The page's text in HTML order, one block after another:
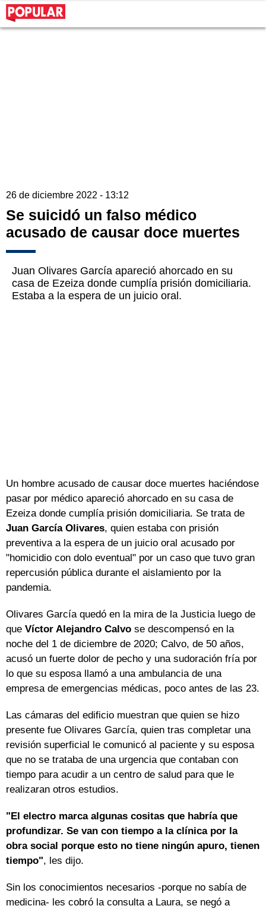
26 de diciembre 2022 - 13:12
Se suicidó un falso médico
acusado de causar doce muertes
Juan Olivares García apareció ahorcado en su
casa de Ezeiza donde cumplía prisión domiciliaria.
Estaba a la espera de un juicio oral.
Un hombre acusado de causar doce muertes haciéndose
pasar por médico apareció ahorcado en su casa de
Ezeiza donde cumplía prisión domiciliaria. Se trata de
Juan García Olivares, quien estaba con prisión
preventiva a la espera de un juicio oral acusado por
"homicidio con dolo eventual" por un caso que tuvo gran
repercusión pública durante el aislamiento por la
pandemia.
Olivares García quedó en la mira de la Justicia luego de
que Víctor Alejandro Calvo se descompensó en la
noche del 1 de diciembre de 2020; Calvo, de 50 años,
acusó un fuerte dolor de pecho y una sudoración fría por
lo que su esposa llamó a una ambulancia de una
empresa de emergencias médicas, poco antes de las 23.
Las cámaras del edificio muestran que quien se hizo
presente fue Olivares García, quien tras completar una
revisión superficial le comunicó al paciente y su esposa
que no se trataba de una urgencia que contaban con
tiempo para acudir a un centro de salud para que le
realizaran otros estudios.
"El electro marca algunas cositas que habría que
profundizar. Se van con tiempo a la clínica por la
obra social porque esto no tiene ningún apuro, tienen
tiempo", les dijo.
Sin los conocimientos necesarios -porque no sabía de
medicina- les cobró la consulta a Laura, se negó a